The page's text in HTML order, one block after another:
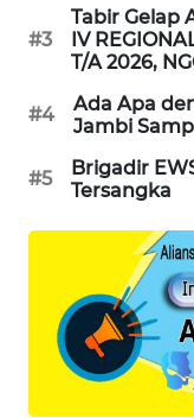
#3
Tabir Gelap
IV
T/A 2026,
#4
Ada Apa
Jambi
#5
Brigadir
Tersangka
NEWS
METRO
JAKARTA
NEWS
KRT
NEWS
JURNAL
MARITIM